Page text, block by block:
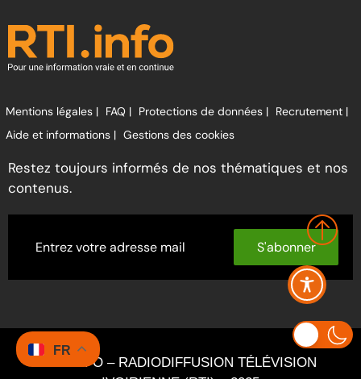
Mentions légales | FAQ | Protections de données | Recrutement |
Aide et informations | Gestions des cookies
Restez toujours informés de nos thématiques et nos
contenus.
S'abonner
RTI INFO – RADIODIFFUSION TÉLÉVISION
FR